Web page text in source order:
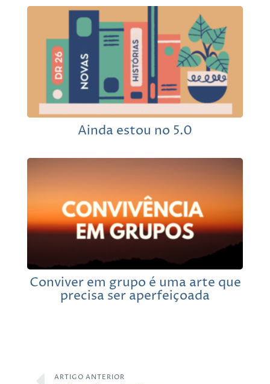
Ainda estou no 5.0
Conviver em grupo é uma arte que
precisa ser aperfeiçoada
ARTIGO ANTERIOR